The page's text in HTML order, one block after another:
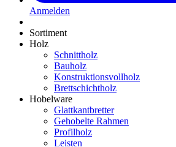
Anmelden
Sortiment
Holz
Schnittholz
Bauholz
Konstruktionsvollholz
Brettschichtholz
Hobelware
Glattkantbretter
Gehobelte Rahmen
Profilholz
Leisten